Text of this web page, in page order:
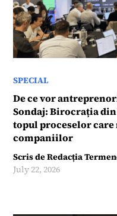
SPECIAL
De ce vor
Sondaj: Birocrația
topul proceselor
companiilor
Scris deRedacția
July 22, 2026